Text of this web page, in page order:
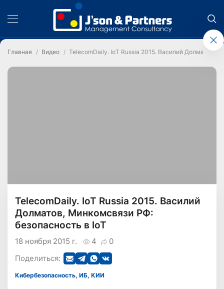
Главная Видео TelecomDaily. IoT Russia 2015. Василий Долматов,
TelecomDaily. IoT Russia 2015. Василий
Долматов, Минкомсвязи РФ:
безопасность в IoT
4 0
18 ноября 2015 г.
Поделиться:
Кибербезопасность, ИБ, КИИ